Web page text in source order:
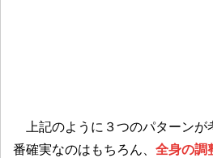
上記のように３つのパターン
番確実なのはもちろん、 全身の調